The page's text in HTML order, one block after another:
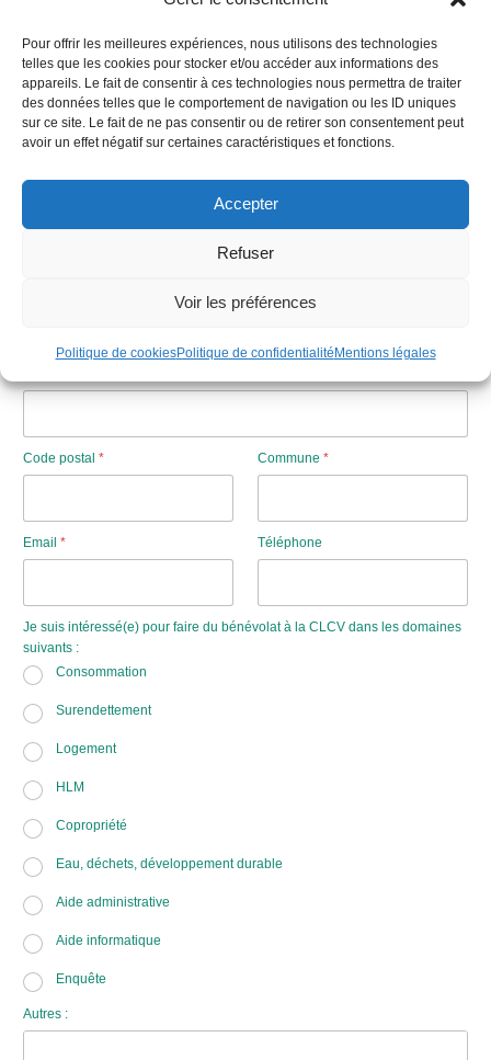
Pour offrir les meilleures expériences, nous utilisons des technologies
telles que les cookies pour stocker et/ou accéder aux informations des
appareils. Le fait de consentir à ces technologies nous permettra de traiter
des données telles que le comportement de navigation ou les ID uniques
sur ce site. Le fait de ne pas consentir ou de retirer son consentement peut
avoir un effet négatif sur certaines caractéristiques et fonctions.
Accepter
Refuser
Voir les préférences
Politique de cookiesPolitique de confidentialitéMentions légales
Rejoignez notre réseau !
A la CLCV, les bénévoles jouent un rôle primordial, que ce soit
pour accompagner des personnes en individuel ou en collectif,
les usagers et habitants dans diverses instances (logement
social, services publics, collectivités…), pour imaginer avec
Prénom Nom
Code postal * Commune *
Email * Téléphone
Je suis intéressé(e) pour faire du bénévolat à la CLCV dans les domaines
suivants :
Consommation
Surendettement
Logement
HLM
Copropriété
Eau, déchets, développement durable
Aide administrative
Aide informatique
Enquête
Autres :